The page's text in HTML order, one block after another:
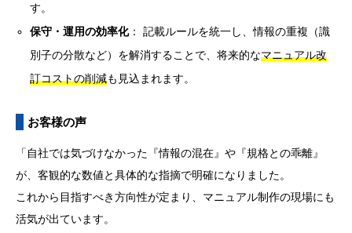
す。
保守・運用の効率化： 記載ルールを統一し、情報の重複（識
別子の分散など）を解消することで、将来的なマニュアル改
訂コストの削減も見込まれます。
お客様の声
「自社では気づけなかった『情報の混在』や『規格との乖離』
が、客観的な数値と具体的な指摘で明確になりました。
これから目指すべき方向性が定まり、マニュアル制作の現場にも
活気が出ています。